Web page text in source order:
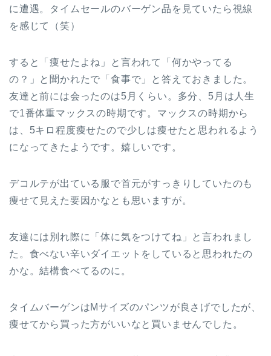
に遭遇。タイムセールのバーゲン品を見ていたら視線
を感じて（笑）
すると「痩せたよね」と言われて「何かやってる
の？」と聞かれたで「食事で」と答えておきました。
友達と前には会ったのは5月くらい。多分、5月は人生
で1番体重マックスの時期です。マックスの時期から
は、5キロ程度痩せたので少しは痩せたと思われるよう
になってきたようです。嬉しいです。
デコルテが出ている服で首元がすっきりしていたのも
痩せて見えた要因かなとも思いますが。
友達には別れ際に「体に気をつけてね」と言われまし
た。食べない辛いダイエットをしていると思われたの
かな。結構食べてるのに。
タイムバーゲンはMサイズのパンツが良さげでしたが、
痩せてから買った方がいいなと買いませんでした。